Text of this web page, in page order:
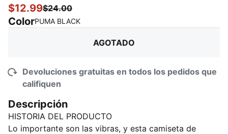
$12.99$24.00
ColorPUMA BLACK:
AGOTADO
Devoluciones gratuitas en todos los pedidos que
califiquen
Descripción
HISTORIA DEL PRODUCTO
Lo importante son las vibras, y esta camiseta de